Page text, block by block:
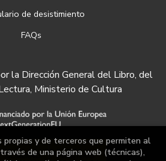
de desistimiento
FAQs
la Dirección General del Libro, del
Ministerio de Cultura
y de terceros que permiten al
de una página web (técnicas),